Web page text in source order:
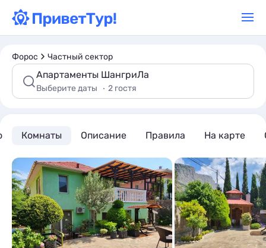
Форос Частный сектор
Апартаменты ШангриЛа
Выберите даты 2 гостя
Комнаты Описание Правила На карте